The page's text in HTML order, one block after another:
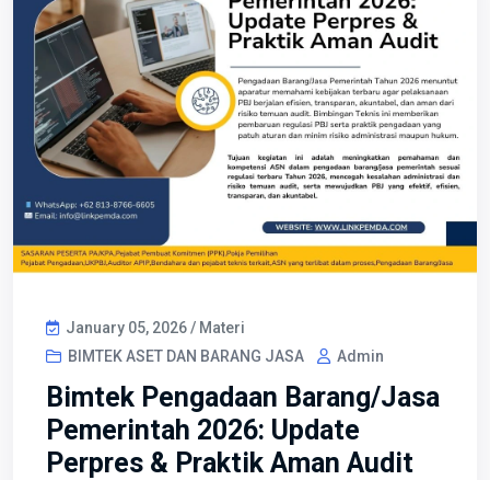
January 05, 2026 / Materi
BIMTEK ASET DAN BARANG JASA
Admin
Bimtek Pengadaan Barang/Jasa
Pemerintah 2026: Update
Perpres & Praktik Aman Audit